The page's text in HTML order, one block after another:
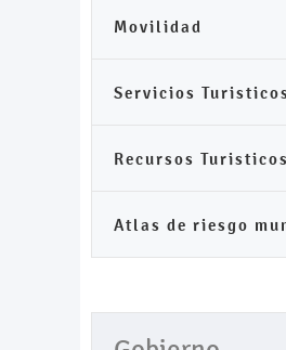
Movilidad
Servicios
Recursos Turisticos
Atlas de riesgo